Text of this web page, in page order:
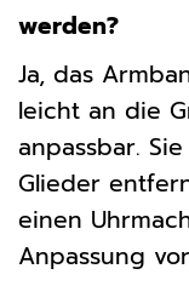
werden?
Ja, das
leicht an die
anpassbar.
Glieder
einen
Anpassung